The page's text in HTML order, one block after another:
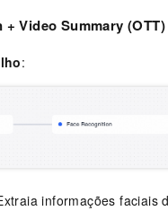
+ Video Summary (OTT)
:
informações faciais